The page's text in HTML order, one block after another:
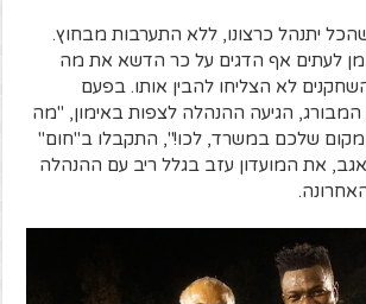
יתנהל כרצונו, ללא התערבות מבחוץ.
לעתים אף הדגים על כר הדשא את מה
לא הצליחו להבין אותו. בפעם
הגיעה ההנהלה לצפות באימון, "מה
שלכם במשרד, לכו!", התקבלו ב"חום"
אגב, את המועדון עזב בגלל ריב עם ההנהלה